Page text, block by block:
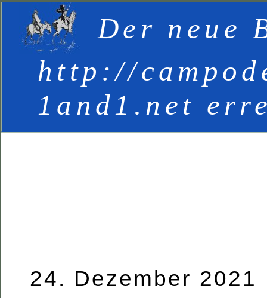
Der neue
http://
1and1.net
24. Dezember 2021